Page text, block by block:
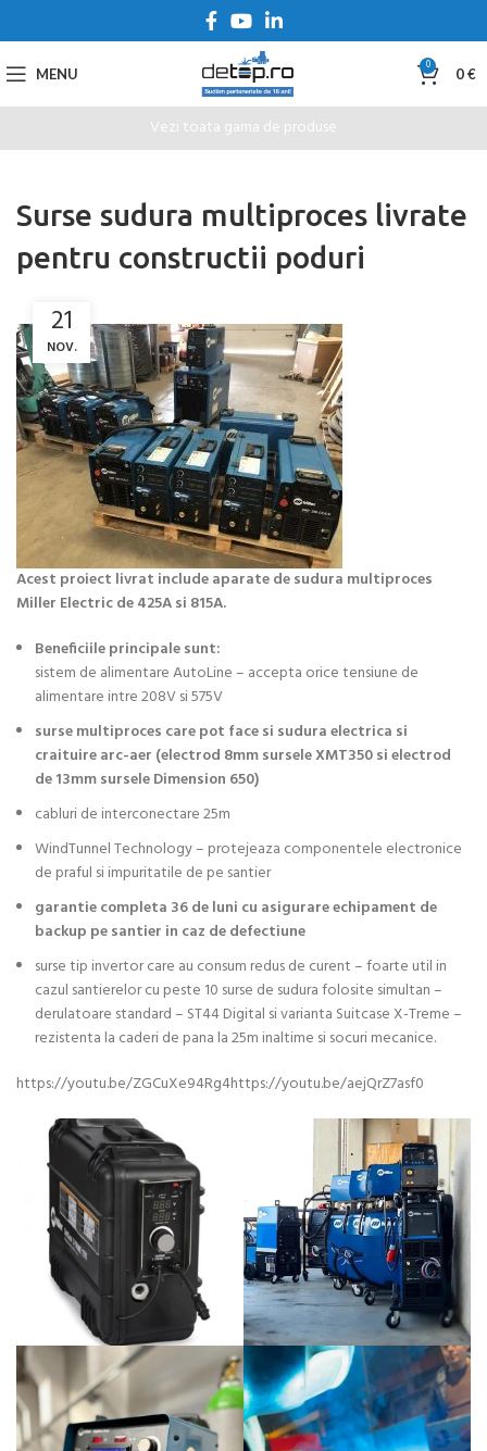
MENU 0 0€
Vezi toata gama de produse
Surse sudura multiproces livrate
pentru constructii poduri
21
NOV.
Acest proiect livrat include aparate de sudura multiproces
Miller Electric de 425A si 815A.
Beneficiile principale sunt:
sistem de alimentare AutoLine – accepta orice tensiune de
alimentare intre 208V si 575V
surse multiproces care pot face si sudura electrica si
craituire arc-aer (electrod 8mm sursele XMT350 si electrod
de 13mm sursele Dimension 650)
cabluri de interconectare 25m
WindTunnel Technology – protejeaza componentele electronice
de praful si impuritatile de pe santier
garantie completa 36 de luni cu asigurare echipament de
backup pe santier in caz de defectiune
surse tip invertor care au consum redus de curent – foarte util in
cazul santierelor cu peste 10 surse de sudura folosite simultan –
derulatoare standard – ST44 Digital si varianta Suitcase X-Treme –
rezistenta la caderi de pana la 25m inaltime si socuri mecanice.
https://youtu.be/ZGCuXe94Rg4https://youtu.be/aejQrZ7asf0